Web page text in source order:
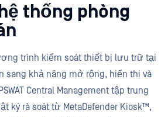
thống phòng
trình kiểm soát thiết bị lưu trữ tại
sang khả năng mở rộng, hiển thị và
Central Management tập trung
ký rà soát từ MetaDefender Kiosk™,